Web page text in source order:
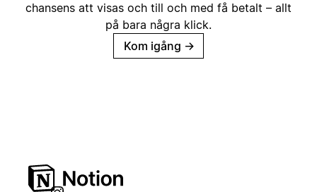
chansens att visas och till och med få betalt – allt
på bara några klick.
Kom igång →